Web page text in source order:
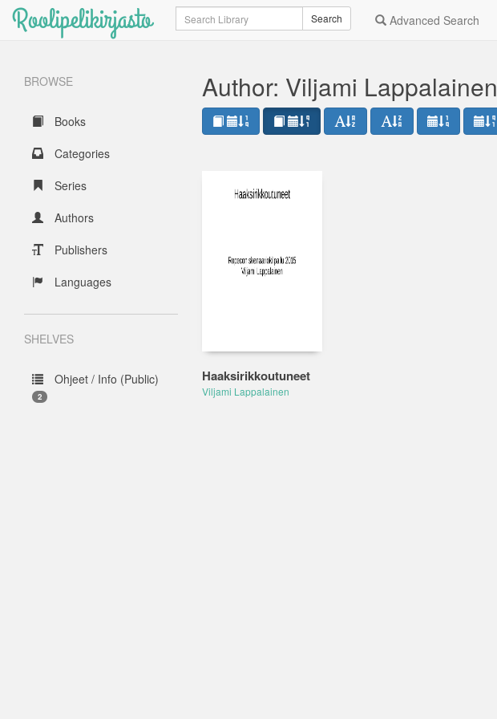
Roolipelikirjasto Search Search Advanced Search
BROWSE
Books
Categories
Series
Authors
Publishers
Languages
SHELVES
Ohjeet / Info (Public)
2
Author: Viljami Lappalainen
Haaksirikkoutuneet
Viljami Lappalainen